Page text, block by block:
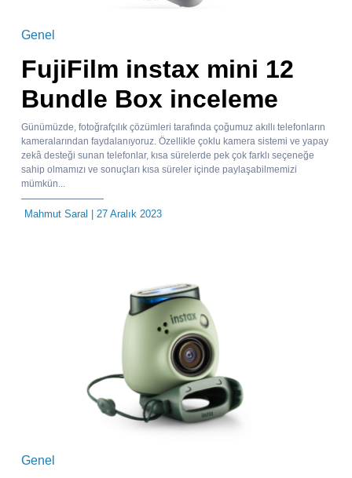
Genel
FujiFilm instax mini 12
Bundle Box inceleme
Günümüzde, fotoğrafçılık çözümleri tarafında çoğumuz akıllı telefonların
kameralarından faydalanıyoruz. Özellikle çoklu kamera sistemi ve yapay
zekâ desteği sunan telefonlar, kısa sürelerde pek çok farklı seçeneğe
sahip olmamızı ve sonuçları kısa süreler içinde paylaşabilmemizi
mümkün...
Mahmut Saral | 27 Aralık 2023
Genel